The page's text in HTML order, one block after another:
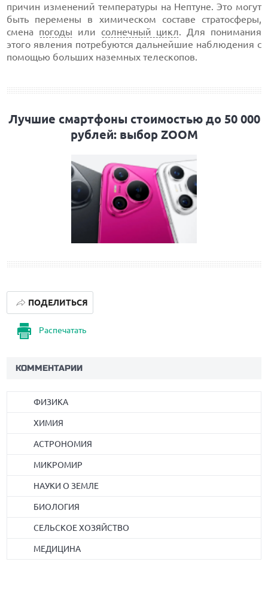
причин изменений температуры на Нептуне. Это могут
быть перемены в химическом составе стратосферы,
смена погоды или солнечный цикл. Для понимания
этого явления потребуются дальнейшие наблюдения с
помощью больших наземных телескопов.
Лучшие смартфоны стоимостью до 50 000
рублей: выбор ZOOM
Распечатать
ПОДЕЛИТЬСЯ
КОММЕНТАРИИ
ФИЗИКА
ХИМИЯ
АСТРОНОМИЯ
МИКРОМИР
НАУКИ О ЗЕМЛЕ
БИОЛОГИЯ
СЕЛЬСКОЕ ХОЗЯЙСТВО
МЕДИЦИНА